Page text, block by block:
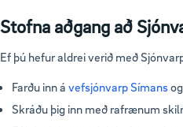
Stofna aðgang að
Ef þú hefur aldrei verið með
Farðu inn á vefsjónvarp Símans
Skráðu þig inn með rafrænum